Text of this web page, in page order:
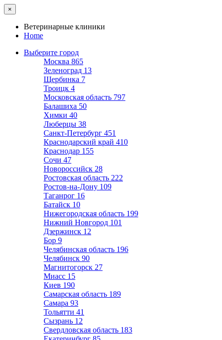
×
Ветеринарные клиники
Home
Выберите город
Москва 865
Зеленоград 13
Щербинка 7
Троицк 4
Московская область 797
Балашиха 50
Химки 40
Люберцы 38
Санкт-Петербург 451
Краснодарский край 410
Краснодар 155
Сочи 47
Новороссийск 28
Ростовская область 222
Ростов-на-Дону 109
Таганрог 16
Батайск 10
Нижегородская область 199
Нижний Новгород 101
Дзержинск 12
Бор 9
Челябинская область 196
Челябинск 90
Магнитогорск 27
Миасс 15
Киев 190
Самарская область 189
Самара 93
Тольятти 41
Сызрань 12
Свердловская область 183